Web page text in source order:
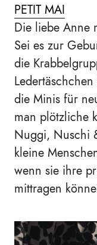
PETIT MAI
Die liebe Anne
Sei es zur
die
die Minis für
man plötzliche
Nuggi, Nuschi
kleine
wenn sie ihre
mittragen